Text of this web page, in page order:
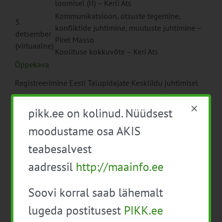
loomisel (II) – Kerli Ats
5.
detsember
(virtuaalne)
Kommunikatsioon, otsuste tegemine,
konfliktide juhtimine, muutuste juhtimine –
Piret Masso
Koolituse kokkuvõte – Keri Ats
Õppekava
Registreerimine Eesti Talupidajate Keskliidu juhtimisel
põllumajanduse, toidu ja maamajanduse
tegevusvaldkonnas“ raames ning seda toetab Euroopa
pikk.ee on kolinud. Nüüdsest
moodustame osa AKIS
teabesalvest
aadressil http://maainfo.ee
Soovi korral saab lähemalt
lugeda postitusest PIKK.ee